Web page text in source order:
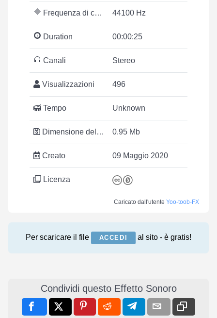
Frequenza di campionamento 44100 Hz
Duration 00:00:25
Canali Stereo
Visualizzazioni 496
Tempo Unknown
Dimensione del file 0.95 Mb
Creato 09 Maggio 2020
Licenza
Caricato dall'utente Yoo-toob-FX
Per scaricare il file ACCEDI al sito - è gratis!
Condividi questo Effetto Sonoro